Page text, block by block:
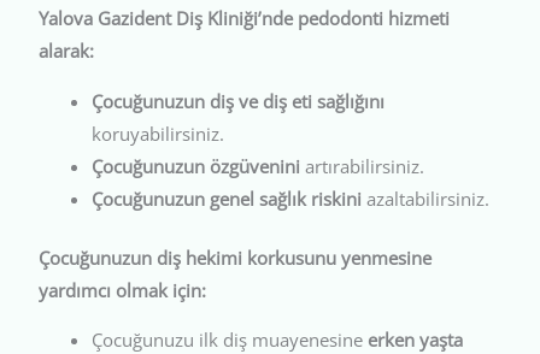
Yalova Gazident Diş Kliniği’nde pedodonti hizmeti
alarak:
Çocuğunuzun diş ve diş eti sağlığını
koruyabilirsiniz.
Çocuğunuzun özgüvenini artırabilirsiniz.
Çocuğunuzun genel sağlık riskini azaltabilirsiniz.
Çocuğunuzun diş hekimi korkusunu yenmesine
yardımcı olmak için:
Çocuğunuzu ilk diş muayenesine erken yaşta